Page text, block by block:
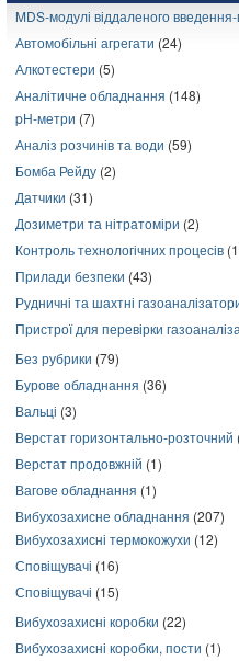
MDS-модулі віддаленого
Автомобільні агрегати (24)
Алкотестери (5)
Аналітичне обладнання (148)
pH-метри (7)
Аналіз розчинів та води (59)
Бомба Рейду (2)
Датчики (31)
Дозиметри та нітратоміри (2)
Контроль технологічних процесів
Прилади безпеки (43)
Рудничні та шахтні
Пристрої для перевірки
Без рубрики (79)
Бурове обладнання (36)
Вальці (3)
Верстат горизонтально-розточний
Верстат продовжній (1)
Вагове обладнання (1)
Вибухозахисне обладнання (207)
Вибухозахисні термокожухи (12)
Сповіщувачі (16)
Сповіщувачі (15)
Вибухозахисні коробки (22)
Вибухозахисні коробки, пости (1)